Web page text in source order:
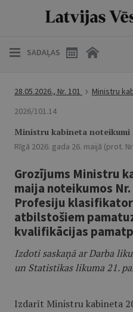
SADAĻAS
28.05.2026., Nr. 101
Ministru
2026/101.14
Ministru kabineta noteikumi
Rīgā 2026. gada 26. maijā (prot.
Grozījums Ministru
maija noteikumos
Profesiju
atbilstošiem
kvalifikācijas
Izdoti saskaņā ar Darba
un Statistikas likuma 21.
Izdarīt Ministru kabineta